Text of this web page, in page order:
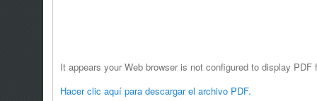
It appears your Web browser is not configured to display
Hacer clic aquí para descargar el archivo PDF.